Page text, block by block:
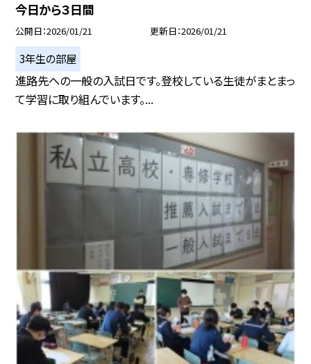
今日から３日間
公開日 2026/01/21 更新日 2026/01/21
3年生の部屋
進路先への一般の入試日です。登校している生徒がまとまっ
て学習に取り組んでいます。...